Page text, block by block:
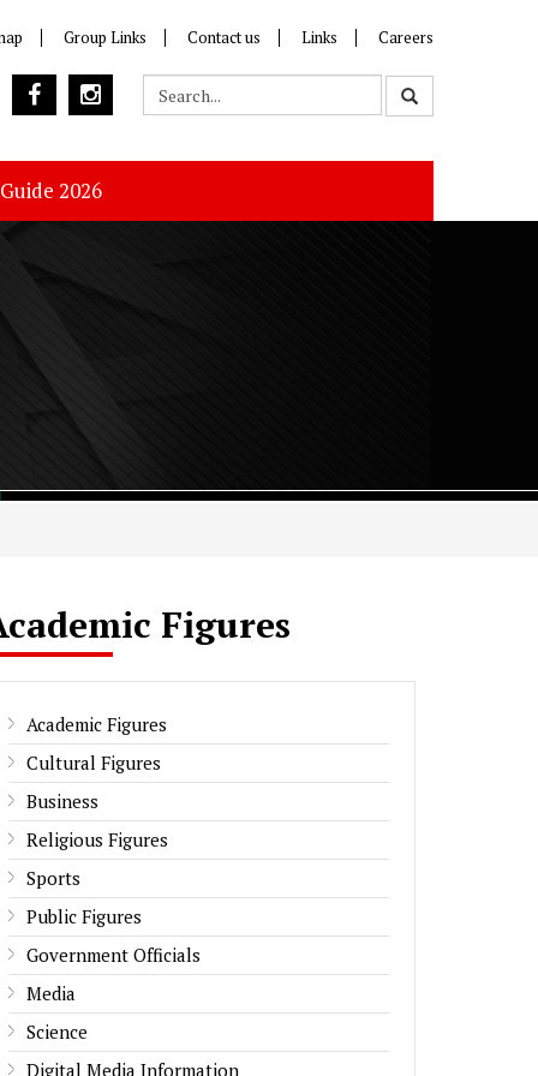
Group Links Contact us Links Careers
2026
Figures
Academic Figures
Cultural Figures
Business
Religious Figures
Sports
Public Figures
Government Officials
Media
Science
Digital Media Information